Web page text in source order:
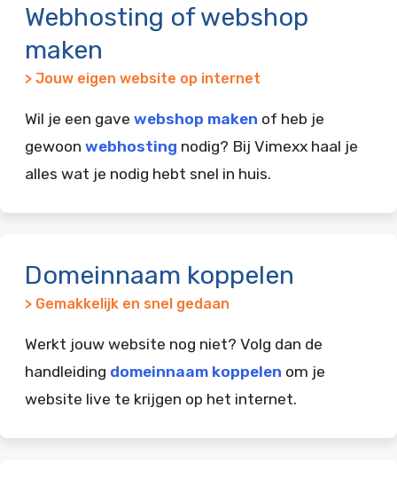
Webhosting of webshop
maken
> Jouw eigen website op internet
Wil je een gave webshop maken of heb je
gewoon webhosting nodig? Bij Vimexx haal je
alles wat je nodig hebt snel in huis.
Domeinnaam koppelen
> Gemakkelijk en snel gedaan
Werkt jouw website nog niet? Volg dan de
handleiding domeinnaam koppelen om je
website live te krijgen op het internet.